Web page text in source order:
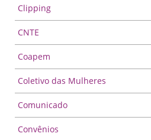
Clipping
CNTE
Coapem
Coletivo das Mulheres
Comunicado
Convênios